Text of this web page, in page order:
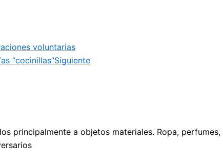
voluntarias
“cocinillas”Siguiente
principalmente a objetos materiales. Ropa,